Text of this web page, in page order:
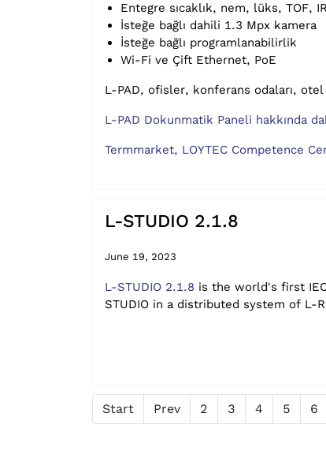
Entegre sıcaklık, nem, lüks, TOF,
İsteğe bağlı dahili 1.3 Mpx kamera
İsteğe bağlı programlanabilirlik
Wi-Fi ve Çift Ethernet, PoE
L-PAD, ofisler, konferans odaları,
L-PAD Dokunmatik Paneli hakkında
Termmarket, LOYTEC Competence
L-STUDIO 2.1.8
June 19, 2023
L-STUDIO 2.1.8 is the world's first
STUDIO in a distributed system of L-
Start Prev 2 3 4 5 6